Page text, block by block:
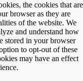
the cookies that are
browser as they are
of the website. We
and understand how
stored in your browser
to opt-out of these
may have an effect